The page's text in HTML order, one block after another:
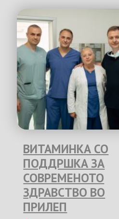
ВИТАМИНКА СО
ПОДДРШКА ЗА
СОВРЕМЕНОТО
ЗДРАВСТВО ВО
ПРИЛЕП